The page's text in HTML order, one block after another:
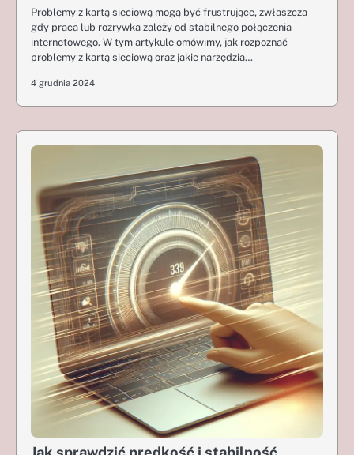
Problemy z kartą sieciową mogą być frustrujące, zwłaszcza
gdy praca lub rozrywka zależy od stabilnego połączenia
internetowego. W tym artykule omówimy, jak rozpoznać
problemy z kartą sieciową oraz jakie narzędzia…
4 grudnia 2024